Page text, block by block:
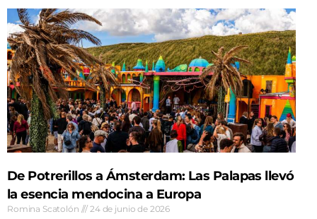
De Potrerillos a Ámsterdam: Las Palapas llevó
la esencia mendocina a Europa
Romina Scatolón 24 de junio de 2026